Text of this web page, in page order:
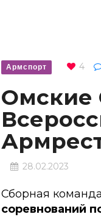
Армспорт 4
Омские
28.02.2023
Сборная
соревнований